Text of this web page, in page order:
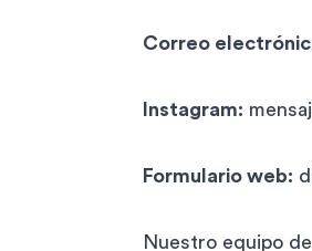
Correo
Instagram:
Formulario web:
Nuestro equipo